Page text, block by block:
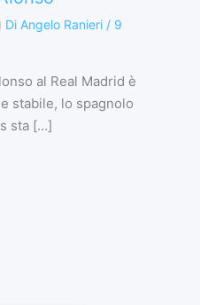
Di Angelo Ranieri / 9
al Real Madrid è
stabile, lo spagnolo
sta […]